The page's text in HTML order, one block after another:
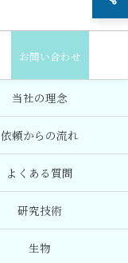
お問い合わせ
当社の理念
依頼からの流れ
よくある質問
研究技術
生物